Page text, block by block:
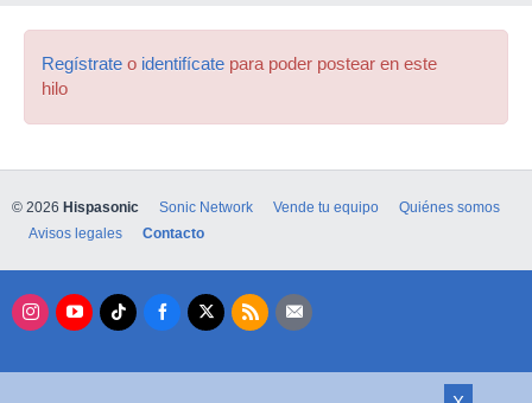
Regístrate o identifícate para poder postear en este
hilo
© 2026 Hispasonic Sonic Network Vende tu equipo
Quiénes somos
Avisos legales
Contacto